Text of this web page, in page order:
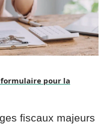
pour la
fiscaux majeurs